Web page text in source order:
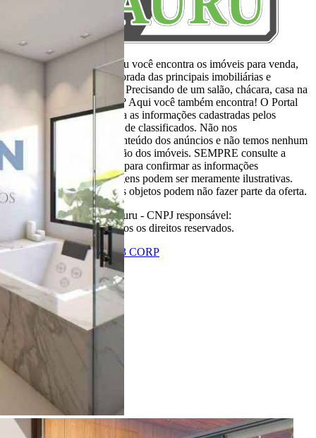
Aqui, no Portal Casa Bauru você encontra os imóveis para venda,
locação e aluguel de temporada das principais imobiliárias e
corretores em um só lugar. Precisando de um salão, chácara, casa na
praia ou sítio para eventos? Aqui você também encontra! O Portal
Casa Bauru apenas divulga as informações cadastradas pelos
usuários como um sistema de classificados. Não nos
responsabilizamos pelo conteúdo dos anúncios e não temos nenhum
envolvimento na negociação dos imóveis. SEMPRE consulte a
imobiliária ou proprietário para confirmar as informações
anunciadas. Algumas imagens podem ser meramente ilustrativas.
Itens de decoração e outros objetos podem não fazer parte da oferta.
2011-2026 Portal Casa Bauru - CNPJ responsável:
32.709.269/0001-38 - Todos os direitos reservados.
Desenvolvido compor W3 CORP